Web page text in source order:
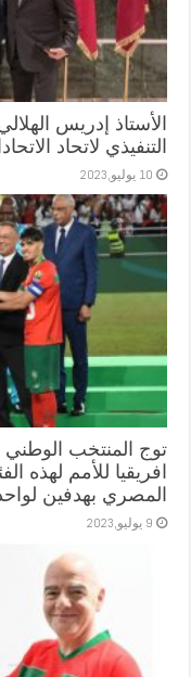
الأستاذ إدريس
التنفيذي لاتحاد
10 يوليو,2023
افريقيا للأمم لهذه
المصري بهدفين
9 يوليو,2023